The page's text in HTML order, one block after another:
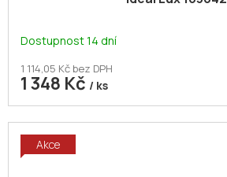
Dostupnost 14 dní
1 114,05 Kč bez DPH
1 348 Kč / ks
Akce